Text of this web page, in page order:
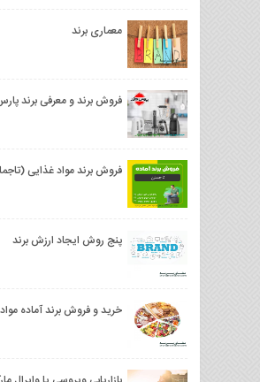
معماری برند
فروش برند و معرفی برند
فروش برند مواد غذایی
پنج روش ايجاد ارزش برند
خرید و فروش برند آماده